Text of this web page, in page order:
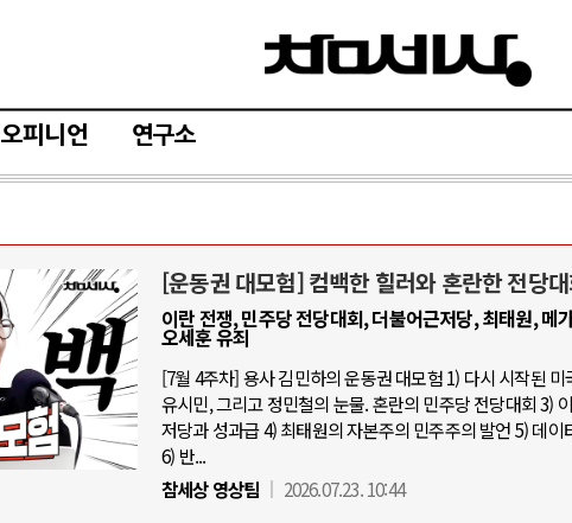
오피니언 연구소
[운동권 대모험] 컴백한 힐러와 혼란한 전당
이란 전쟁, 민주당 전당대회, 더불어근저당, 최태원, 메
오세훈 유죄
[7월 4주차] 용사 김민하의 운동권 대모험 1) 다시 시작된
유시민, 그리고 정민철의 눈물. 혼란의 민주당 전당대회 3)
저당과 성과급 4) 최태원의 자본주의 민주주의 발언 5) 데이
6) 반...
참세상 영상팀
2026.07.23. 10:44
러시아-우크라이나 전쟁
전쟁의 추상화: 우크라이나, 대리전의 역..
EU·우크라이나 드론 협력 직후, 러시아..
나토, 우크라 군사지원 2027년까지 공..
우크라이나, 덴마크, 에스토니아, 네덜란..
러·우크라, 대규모 공습 주고받아…민간 ..
중동 위기
호르무즈 갈등 격화, 트
호르무즈 해협 통행료
이란, 호르무즈 해협 봉